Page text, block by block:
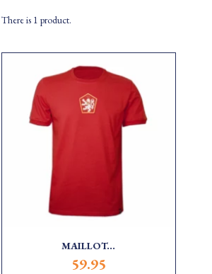
There is 1 product.
MAILLOT...
59.95